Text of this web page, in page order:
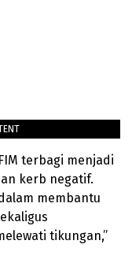
terbagi menjadi
kerb negatif.
membantu
tikungan,”